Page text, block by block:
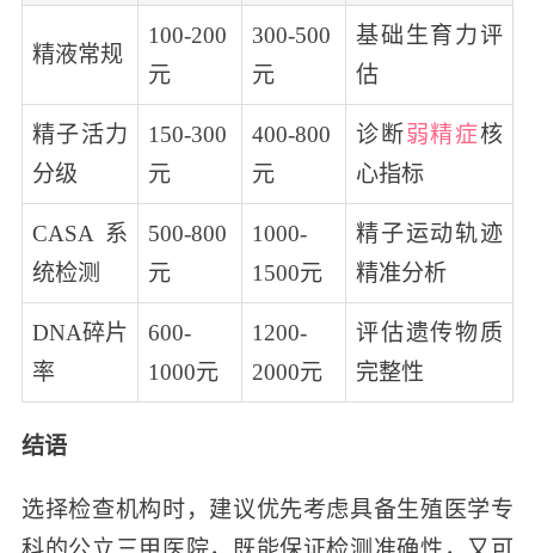
精液常规
100-200
元
300-500
元
基础生育力评
估
精子活力
分级
150-300
元
400-800
元
诊断弱精症核
心指标
CASA系
统检测
500-800
元
1000-
1500元
精子运动轨迹
精准分析
DNA碎片
率
600-
1000元
1200-
2000元
评估遗传物质
完整性
结语
选择检查机构时，建议优先考虑具备生殖医学专